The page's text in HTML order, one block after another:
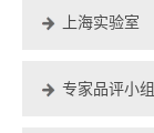
上海实验室
专家品评小组